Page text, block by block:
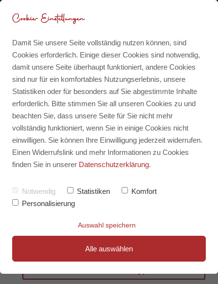
Blog
Für dich für 0 CHF
Meine Publikationen
Berufung, Bestimmung,
Purpose
Alle
Berufung, Bestimmung, Purpose
Metaphysik
Empowerment
Cookie-Einstellungen
Damit Sie unsere Seite vollständig nutzen können, sind
Cookies erforderlich. Einige dieser Cookies sind notwendig,
damit unsere Seite überhaupt funktioniert, andere Cookies
sind nur für ein komfortables Nutzungserlebnis, unsere
Statistiken oder für besonders auf Sie abgestimmte Inhalte
erforderlich. Bitte stimmen Sie all unseren Cookies zu und
beachten Sie, dass unsere Seite für Sie nicht mehr
vollständig funktioniert, wenn Sie in einige Cookies nicht
einwilligen. Sie können Ihre Einwilligung jederzeit widerrufen.
Einen Widerrufslink und mehr Informationen zu Cookies
finden Sie in unserer Datenschutzerklärung.
Notwendig Statistiken
Komfort
Personalisierung
Auswahl speichern
Alle auswählen